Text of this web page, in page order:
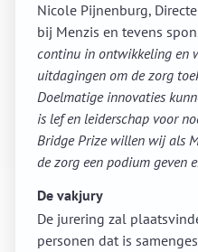
Nicole Pijnenburg,
bij Menzis en tevens
continu in ontwikkeling en
uitdagingen om de zorg
Doelmatige innovaties
is lef en leiderschap voor
Bridge Prize willen wij als
de zorg een podium geven
De vakjury
De jurering zal
personen dat is